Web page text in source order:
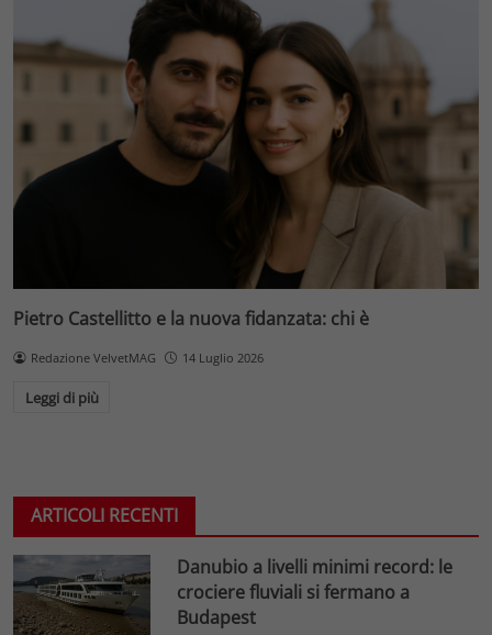
Pietro Castellitto e la nuova fidanzata: chi è
Redazione VelvetMAG 14 Luglio 2026
Leggi di più
ARTICOLI RECENTI
Danubio a livelli minimi record: le
crociere fluviali si fermano a
Budapest